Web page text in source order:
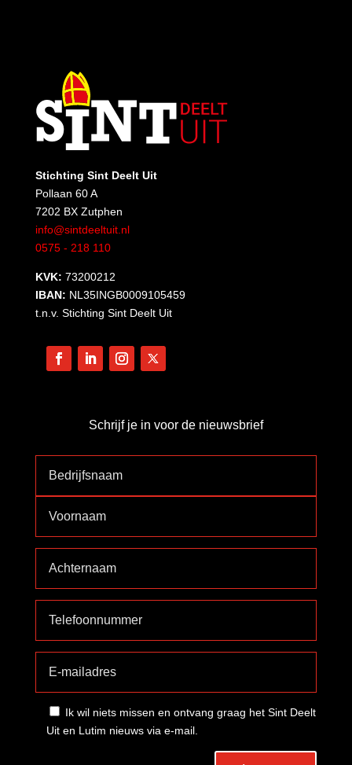
Stichting Sint Deelt Uit
Pollaan 60 A
7202 BX Zutphen
info@sintdeeltuit.nl
0575 - 218 110
KVK: 73200212
IBAN: NL35INGB0009105459
t.n.v. Stichting Sint Deelt Uit
Schrijf je in voor de nieuwsbrief
Ik wil niets missen en ontvang graag het Sint Deelt
Uit en Lutim nieuws via e-mail.